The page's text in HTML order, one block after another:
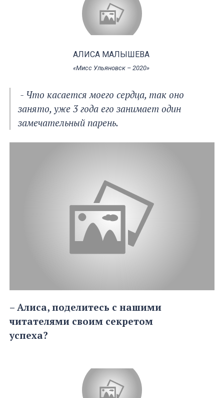
АЛИСА МАЛЫШЕВА
«Мисс Ульяновск – 2020»
- Что касается моего сердца, так оно
занято, уже 3 года его занимает один
замечательный парень.
– Алиса, поделитесь с нашими
читателями своим секретом
успеха?